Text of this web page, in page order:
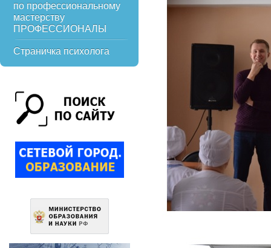
по профессиональному
мастерству
ПРОФЕССИОНАЛЫ
Страничка психолога